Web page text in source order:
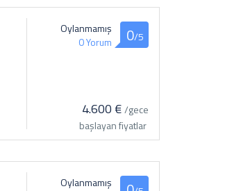
Oylanmamış
0 Yorum
0/5
4.600 €/gece
başlayan fiyatlar
Oylanmamış